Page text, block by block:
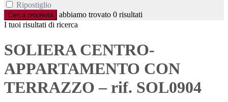
Ripostiglio
Cerca proprietà abbiamo trovato 0 risultati
I tuoi risultati di ricerca
SOLIERA CENTRO-
APPARTAMENTO CON
TERRAZZO – rif. SOL0904